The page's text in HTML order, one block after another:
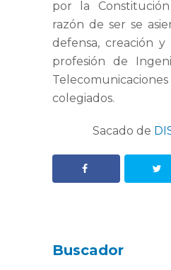
por la
razón de ser se
defensa, creación
profesión de
colegiados.
Sacado de
Buscador